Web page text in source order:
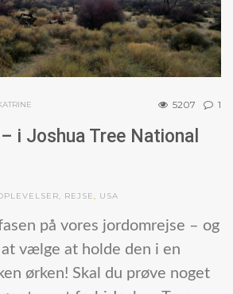
5207 1
i Joshua Tree National
, REJSE, USA
på vores jordomrejse – og
vælge at holde den i en
ørken! Skal du prøve noget